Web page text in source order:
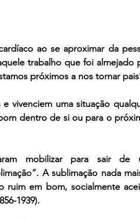
ao se aproximar da
trabalho que foi almejado
próximos a nos tornar
vivenciem uma situação
dentro de si ou para o
mobilizar para sair de
A sublimação nada
ruim em bom, socialmente
1939).